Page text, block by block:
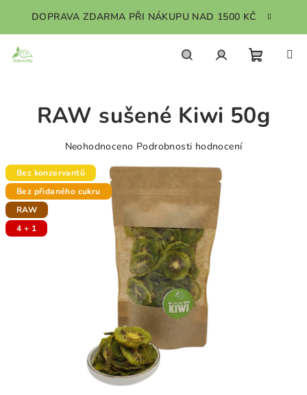
obsah
DOPRAVA ZDARMA PŘI NÁKUPU NAD 1500 KČ
košík
RAW sušené Kiwi 50g
Průměrné
produktu
je
0,0
Neohodnoceno Podrobnosti hodnocení
Bez konzervantů
Bez přidaného cukru
RAW
4 + 1